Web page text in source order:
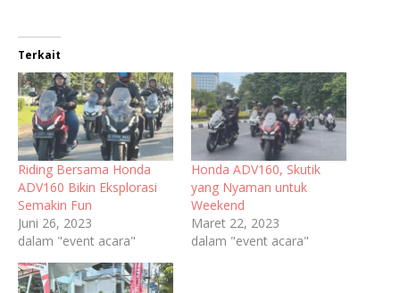
Terkait
Riding Bersama Honda
ADV160 Bikin Eksplorasi
Semakin Fun
Juni 26, 2023
dalam "event acara"
Honda ADV160, Skutik
yang Nyaman untuk
Weekend
Maret 22, 2023
dalam "event acara"